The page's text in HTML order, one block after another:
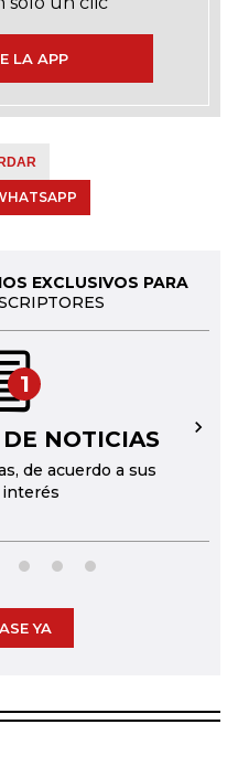
LA APP
EXCLUSIVOS PARA
1
NOTICIAS
de acuerdo a sus
→
YA